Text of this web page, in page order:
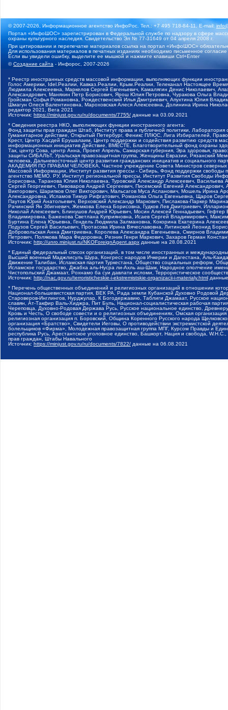
© 2007-2026, Информационное агентство ИнфоРос. Тел.: +7 495 718-84-11, E-mail:
Портал «ИнфоШОС» зарегистрирован в Федеральной службе по надзору в сфере
охраны культурного наследия. Свидетельство Эл № 77-31649 от 04 апреля 2008 г.
При цитировании и перепечатке материалов ссылка на портал «ИнфоШОС»
Для использования материалов в печатных изданиях необходимо письменное
Если вы увидели ошибку, выделите ее мышкой и нажмите клавиши Ctrl+Enter
©Создание сайта - Инфорос, 2007-2026
* Реестр иностранных средств массовой информации, выполняющих функции
Голос Америки, Idel.Реалии, Кавказ.Реалии, Крым.Реалии, Телеканал Настоящее
Людмила Алексеевна, Маркелов Сергей Евгеньевич, Камалягин Денис Николаевич,
Александрович, Маняхин Петр Борисович, Ярош Юлия Петровна, Чуракова Ольга
Гройсман Софья Романовна, Рождественский Илья Дмитриевич, Апухтина Юлия
Шмагун Олеся Валентиновна, Мароховская Алеся Алексеевна, Долинина Ирина
редактор 2021, Вега 2021
Источник: https://minjust.gov.ru/ru/documents/7755/ данные на 03.09.2021
* Сведения реестра НКО, выполняющих функции иностранного агента:
Фонд защиты прав граждан Штаб, Институт права и публичной политики,
Гуманитарное действие, Открытый Петербург, Феникс ПЛЮС, Лига Избирателей,
Крест, Центр Хасдей Ерушалаим, Центр поддержки и содействия развитию средств
информационных инициатив Действие, ВМЕСТЕ, Благотворительный фонд охраны
Так, центр Сова, центр Анна, Проект Апрель, Самарская губерния, Эра здоровья,
защиты СИБАЛЬТ, Уральская правозащитная группа, Женщины Евразии, Рязанский
человека, Дальневосточный центр развития гражданских инициатив и социального
АКАДЕМИЯ ПО ПРАВАМ ЧЕЛОВЕКА, Частное учреждение Совета Министров северных
Массовой Информации, Институт развития прессы - Сибирь, Фонд поддержки
агентство МЕМО. РУ, Институт региональной прессы, Институт Развития Свободы
Борисовна, Таранова Юлия Николаевна, Туровский Александр Алексеевич,
Сергей Георгиевич, Пивоваров Андрей Сергеевич, Писемский Евгений
Викторович, Шарипков Олег Викторович, Мальсагов Муса Асланович, Мошель Ирина
Александровна, Исламов Тимур Рифгатович, Романова Ольга Евгеньевна, Щаров
Паутов Юрий Анатольевич, Верховский Александр Маркович, Пислакова-Паркер
Рачинский Ян Збигневич, Жемкова Елена Борисовна, Гудков Лев Дмитриевич,
Николай Алексеевич, Блинушов Андрей Юрьевич, Мосин Алексей Геннадьевич,
Владимировна, Баженова Светлана Куприяновна, Исаев Сергей Владимирович,
Буртина Елена Юрьевна, Гендель Людмила Залмановна, Кокорина Екатерина
Подузов Сергей Васильевич, Протасова Ирина Вячеславовна, Литинский Леонид
Добровольская Анна Дмитриевна, Королева Александра Евгеньевна, Смирнов
Петрович, Полякова Мара Федоровна, Резник Генри Маркович, Захаров Герман
Источник: http://unro.minjust.ru/NKOForeignAgent.aspx данные на 28.08.2021
* Единый федеральный список организаций, в том числе иностранных и
Высший военный Маджлисуль Шура, Конгресс народов Ичкерии и Дагестана, Аль-
Движение Талибан, Исламская партия Туркестана, Общество социальных реформ,
Исламское государство, Джабха аль-Нусра ли-Ахль аш-Шам, Народное ополчение
Чистопольский Джамаат, Рохнамо ба суи давлати исломи, Террористическое
Источник: http://nac.gov.ru/terroristicheskie-i-ekstremistskie-organizacii-i-materialy.html
* Перечень общественных объединений и религиозных организаций в отношении
Национал-большевистская партия, ВЕК РА, Рада земли Кубанской Духовно Родовой
Староверов-Инглингов, Нурджулар, К Богодержавию, Таблиги Джамаат, Русское
славян, Ат-Такфир Валь-Хиджра, Пит Буль, Национал-социалистическая рабочая
Череповца, Духовно-Родовая Держава Русь, Русское национальное единство,
Кровь и Честь, О свободе совести и о религиозных объединениях, Омская
религиозная организация п. Боровский, Община Коренного Русского народа
организация «Братство», Свидетели Иеговы, О противодействии экстремистской
болельщиков «Фирма», Молодежная правозащитная группа МПГ, Курсом Правды и
республика Русь, Арестантское уголовное единство, Башкорт, Нация и свобода,
прав граждан, Штабы Навального
Источник: https://minjust.gov.ru/ru/documents/7822/ данные на 06.08.2021